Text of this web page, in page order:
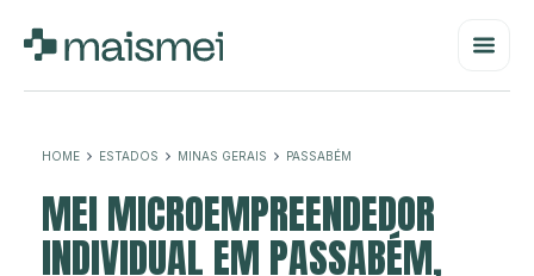
HOME ESTADOS MINAS GERAIS PASSABÉM
MEI MICROEMPREENDEDOR
INDIVIDUAL EM PASSABÉM,